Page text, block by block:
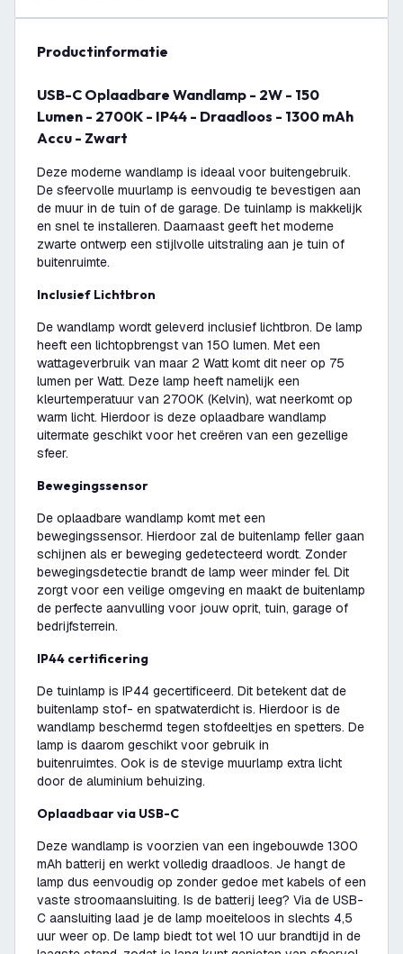
productinformatie
USB-C Oplaadbare Wandlamp - 2W - 150
Lumen - 2700K - IP44 - Draadloos - 1300 mAh
Accu - Zwart
Deze moderne wandlamp is ideaal voor buitengebruik.
De sfeervolle muurlamp is eenvoudig te bevestigen aan
de muur in de tuin of de garage. De tuinlamp is makkelijk
en snel te installeren. Daarnaast geeft het moderne
zwarte ontwerp een stijlvolle uitstraling aan je tuin of
buitenruimte.
Inclusief Lichtbron
De wandlamp wordt geleverd inclusief lichtbron. De lamp
heeft een lichtopbrengst van 150 lumen. Met een
wattageverbruik van maar 2 Watt komt dit neer op 75
lumen per Watt. Deze lamp heeft namelijk een
kleurtemperatuur van 2700K (Kelvin), wat neerkomt op
warm licht. Hierdoor is deze oplaadbare wandlamp
uitermate geschikt voor het creëren van een gezellige
sfeer.
Bewegingssensor
De oplaadbare wandlamp komt met een
bewegingssensor. Hierdoor zal de buitenlamp feller gaan
schijnen als er beweging gedetecteerd wordt. Zonder
bewegingsdetectie brandt de lamp weer minder fel. Dit
zorgt voor een veilige omgeving en maakt de buitenlamp
de perfecte aanvulling voor jouw oprit, tuin, garage of
bedrijfsterrein.
IP44 certificering
De tuinlamp is IP44 gecertificeerd. Dit betekent dat de
buitenlamp stof- en spatwaterdicht is. Hierdoor is de
wandlamp beschermd tegen stofdeeltjes en spetters. De
lamp is daarom geschikt voor gebruik in
buitenruimtes. Ook is de stevige muurlamp extra licht
door de aluminium behuizing.
Oplaadbaar via USB-C
Deze wandlamp is voorzien van een ingebouwde 1300
mAh batterij en werkt volledig draadloos. Je hangt de
lamp dus eenvoudig op zonder gedoe met kabels of een
vaste stroomaansluiting. Is de batterij leeg? Via de USB-
C aansluiting laad je de lamp moeiteloos in slechts 4,5
uur weer op. De lamp biedt tot wel 10 uur brandtijd in de